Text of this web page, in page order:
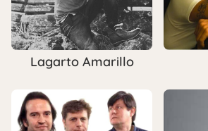
Lagarto Amarillo